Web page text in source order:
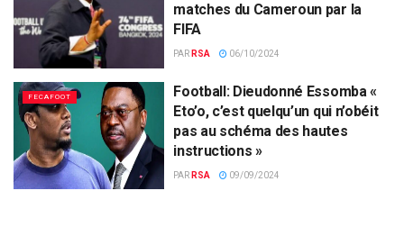
matches du Cameroun par la
FIFA
PAR RSA 06/10/2024
FECAFOOT
Football: Dieudonné Essomba «
Eto’o, c’est quelqu’un qui n’obéit
pas au schéma des hautes
instructions »
PAR RSA 09/09/2024